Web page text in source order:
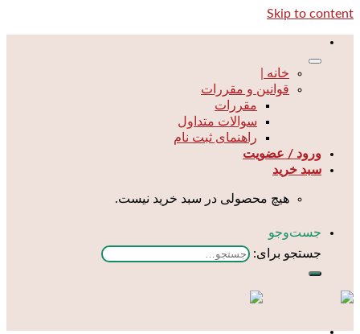
Skip to content
خانه |
قوانین و مقررات
مقررات
سوالات متداول
راهنمای ثبت نام
ورود / عضویت
سبد خرید
هیچ محصولی در سبد خرید نیست.
جست‌و‌جو
جستجو برای: